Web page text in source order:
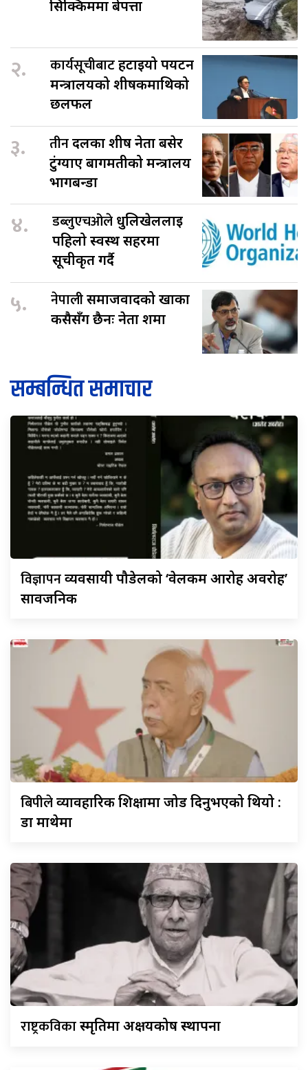
सिक्किममा बेपत्ता
२. कार्यसूचीबाटहटाइयो पर्यटन
मन्त्रालयको शीर्षकमाथिको
छलफल
३. तीनदलका शीर्ष नेता बसेर
टुंग्याए बागमतीको मन्त्रालय
भागबन्डा
४. डब्लुएचओले धुलिखेललाई
पहिलो स्वस्थ सहरमा
सूचीकृत गर्दै
५. नेपालीसमाजवादको खाका
कसैसँग छैनः नेता शर्मा
सम्बन्धित समाचार
विज्ञापनव्यवसायी पौडेलको ‘वेलकम आरोह अवरोह’
सार्वजनिक
बिपीलेव्यावहारिक शिक्षामा जोड दिनुभएको थियो :
डा माथेमा
राष्ट्रकविकास्मृतिमा अक्षयकोष स्थापना